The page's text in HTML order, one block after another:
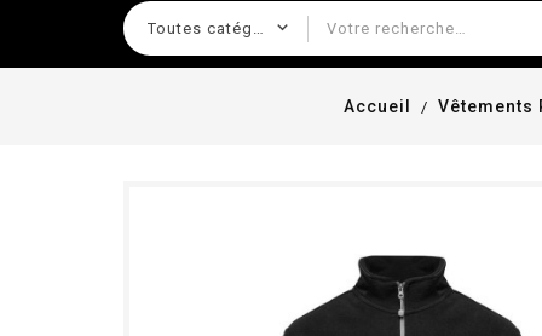
Accueil Vêtements